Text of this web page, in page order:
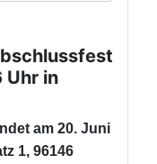
Uhr in
am 20. Juni
1, 96146